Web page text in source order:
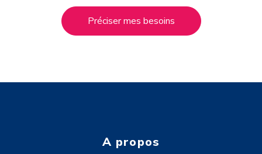
Préciser mes besoins
A propos